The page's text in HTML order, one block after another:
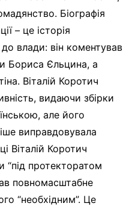
Біографія
– це історія
влади: він коментував
Бориса Єльцина, а
Віталій Коротич
видаючи збірки
але його
виправдовувала
Віталій Коротич
протекторатом
повномасштабне
“необхідним”. Це